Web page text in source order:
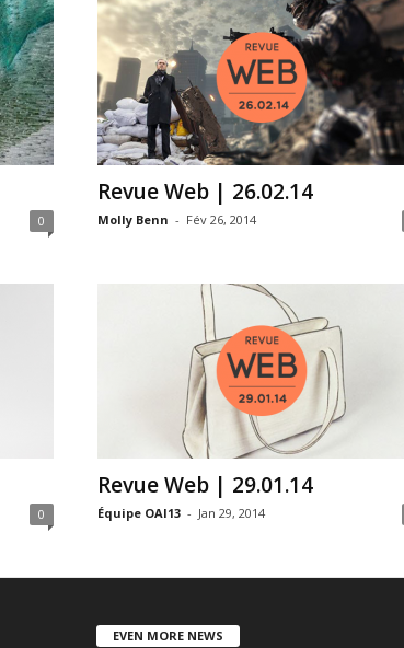
0
Revue Web | 26.02.14
Molly Benn - Fév 26, 2014
0
Revue Web | 29.01.14
Équipe OAI13 - Jan 29, 2014
EVEN MORE NEWS